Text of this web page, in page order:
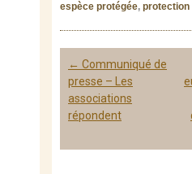
espèce protégée, protection
Post
navigation
← Communiqué de
presse – Les
associations
répondent